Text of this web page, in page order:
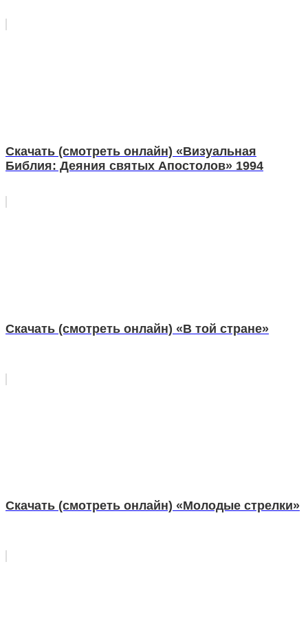
Скачать (смотреть онлайн) «Визуальная
Библия: Деяния святых Апостолов» 1994
Скачать (смотреть онлайн) «В той стране»
Скачать (смотреть онлайн) «Молодые стрелки»